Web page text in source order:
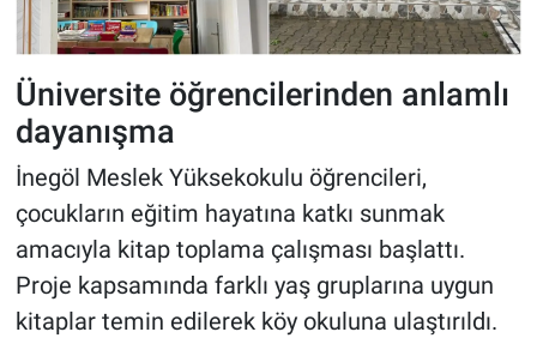
Üniversite öğrencilerinden anlamlı
dayanışma
İnegöl Meslek Yüksekokulu öğrencileri,
çocukların eğitim hayatına katkı sunmak
amacıyla kitap toplama çalışması başlattı.
Proje kapsamında farklı yaş gruplarına uygun
kitaplar temin edilerek köy okuluna ulaştırıldı.